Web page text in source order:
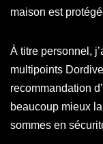
maison est
À titre personnel,
multipoints
recommandation
beaucoup mieux
sommes en